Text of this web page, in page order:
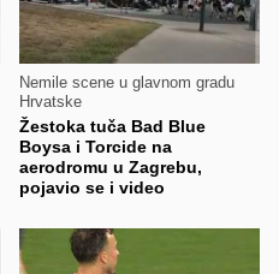
Nemile scene u glavnom gradu
Hrvatske
Žestoka tuča Bad Blue
Boysa i Torcide na
aerodromu u Zagrebu,
pojavio se i video